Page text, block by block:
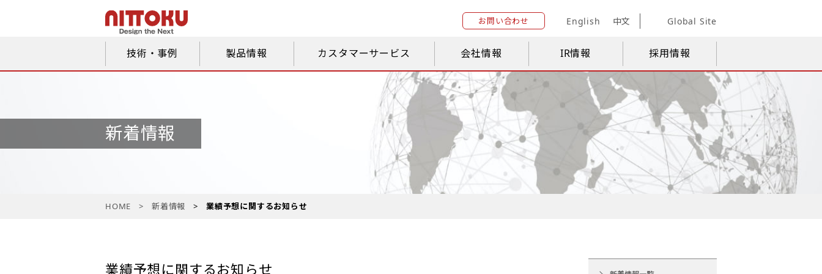
お問い合わせ English 中文 Global Site
技術・事例 製品情報 カスタマーサービス 会社情報 IR情報 採用情報
新着情報
HOME 新着情報 業績予想に関するお知らせ
業績予想に関するお知らせ